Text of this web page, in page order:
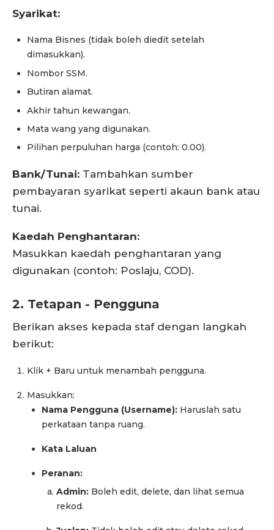
Syarikat:
Nama Bisnes (tidak boleh diedit setelah
dimasukkan).
Nombor SSM.
Butiran alamat.
Akhir tahun kewangan.
Mata wang yang digunakan.
Pilihan perpuluhan harga (contoh: 0.00).
Bank/Tunai: Tambahkan sumber
pembayaran syarikat seperti akaun bank atau
tunai.
Kaedah Penghantaran:
Masukkan kaedah penghantaran yang
digunakan (contoh: Poslaju, COD).
2. Tetapan - Pengguna
Berikan akses kepada staf dengan langkah
berikut:
Klik + Baru untuk menambah pengguna.
Masukkan:
Nama Pengguna (Username): Haruslah satu
perkataan tanpa ruang.
Kata Laluan
Peranan:
Admin: Boleh edit, delete, dan lihat semua
rekod.